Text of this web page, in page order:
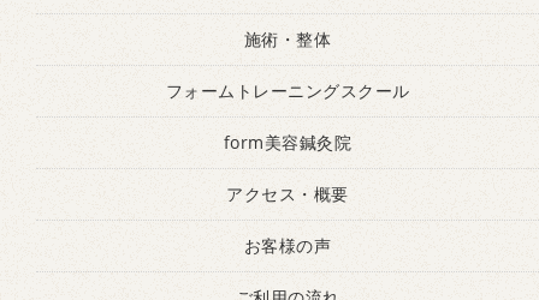
施術・整体
フォームトレーニングスクール
form美容鍼灸院
アクセス・概要
お客様の声